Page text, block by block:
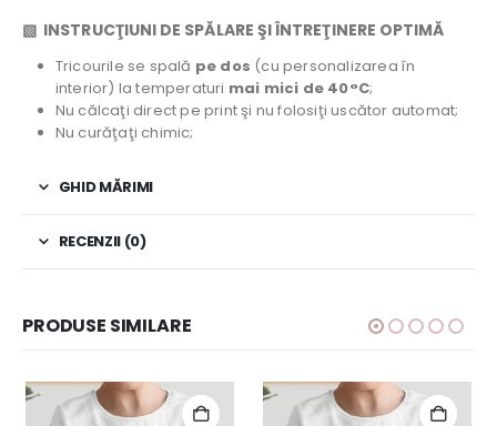
▧ INSTRUCŢIUNI DE SPĂLARE ŞI ÎNTREŢINERE OPTIMĂ
Tricourile se spală pe dos (cu personalizarea în
interior) la temperaturi mai mici de 40°C;
Nu călcaţi direct pe print şi nu folosiţi uscător automat;
Nu curăţaţi chimic;
GHID MĂRIMI
RECENZII (0)
PRODUSE SIMILARE